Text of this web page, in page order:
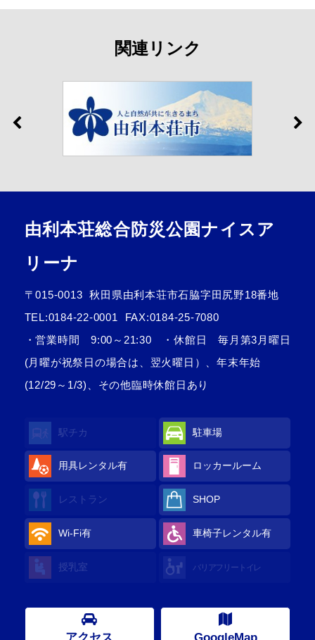
関連リンク
由利本荘総合防災公園ナイスア
リーナ
〒015-0013
秋田県由利本荘市石脇字田尻野18番地
TEL:0184-22-0001
FAX:0184-25-7080
・営業時間 9:00～21:30 ・休館日 毎月第3月曜日
(月曜が祝祭日の場合は、翌火曜日）、年末年始
(12/29～1/3)、その他臨時休館日あり
駅チカ 駐車場
用具レンタル有 ロッカールーム
レストラン SHOP
Wi-Fi有 車椅子レンタル有
授乳室 バリアフリートイレ
アクセス GoogleMap